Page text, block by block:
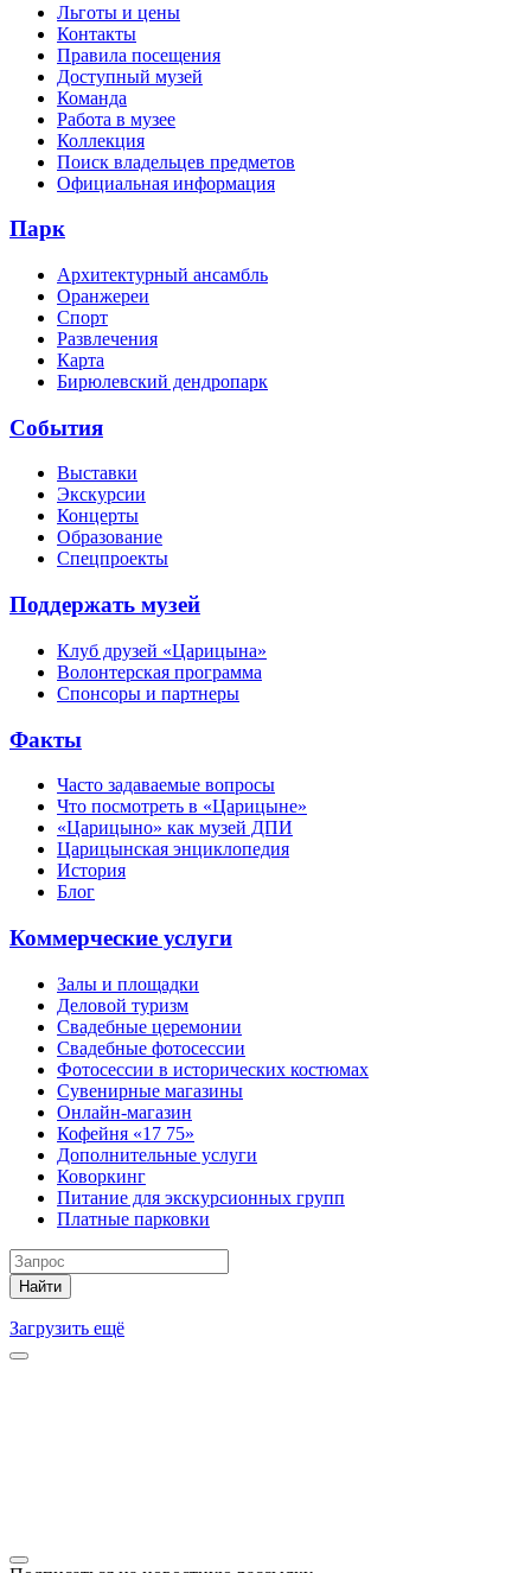
Льготы и цены
Контакты
Правила посещения
Доступный музей
Команда
Работа в музее
Коллекция
Поиск владельцев предметов
Официальная информация
Парк
Архитектурный ансамбль
Оранжереи
Спорт
Развлечения
Карта
Бирюлевский дендропарк
События
Выставки
Экскурсии
Концерты
Образование
Спецпроекты
Поддержать музей
Клуб друзей «Царицына»
Волонтерская программа
Спонсоры и партнеры
Факты
Часто задаваемые вопросы
Что посмотреть в «Царицыне»
«Царицыно» как музей ДПИ
Царицынская энциклопедия
История
Блог
Коммерческие услуги
Залы и площадки
Деловой туризм
Свадебные церемонии
Свадебные фотосессии
Фотосессии в исторических костюмах
Сувенирные магазины
Онлайн-магазин
Кофейня «17 75»
Дополнительные услуги
Коворкинг
Питание для экскурсионных групп
Платные парковки
Найти
Загрузить ещё